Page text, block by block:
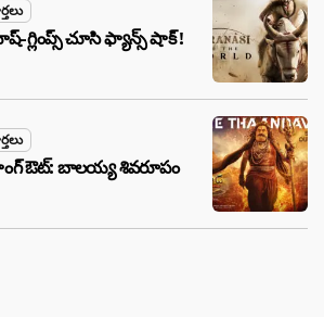
గ్లింప్స్ చూసి ఫ్యాన్స్ షాక్ !
ఔట్: బాలయ్య శివరూపం